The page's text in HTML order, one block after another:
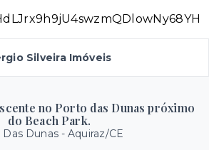
Silveira Imóveis
no Porto das Dunas próximo
do Beach Park.
Dunas - Aquiraz/CE